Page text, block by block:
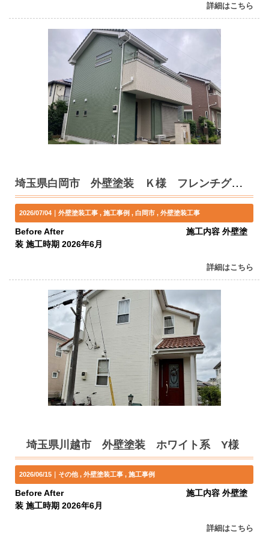
詳細はこちら
埼玉県白岡市 外壁塗装 Ｋ様 フレンチグリーン クリスタルアート
2026/07/04｜外壁塗装工事 施工事例 白岡市 外壁塗装工事
Before After 施工内容 外壁塗
装 施工時期 2026年6月
詳細はこちら
埼玉県川越市 外壁塗装 ホワイト系 Y様
2026/06/15｜ その他 外壁塗装工事 施工事例
Before After 施工内容 外壁塗
装 施工時期 2026年6月
詳細はこちら